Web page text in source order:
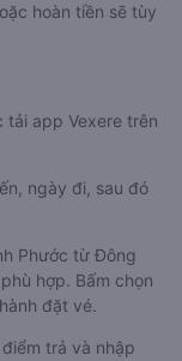
hoàn tiền sẽ tùy
tải app Vexere trên
ngày đi, sau đó
Phước từ Đông
hợp. Bấm chọn
đặt vé.
trả và nhập